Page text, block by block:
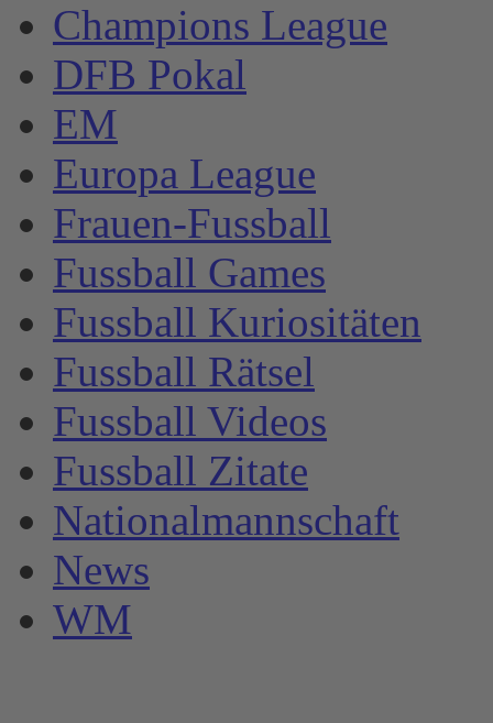
Champions League
DFB Pokal
EM
Europa League
Frauen-Fussball
Fussball Games
Fussball Kuriositäten
Fussball Rätsel
Fussball Videos
Fussball Zitate
Nationalmannschaft
News
WM